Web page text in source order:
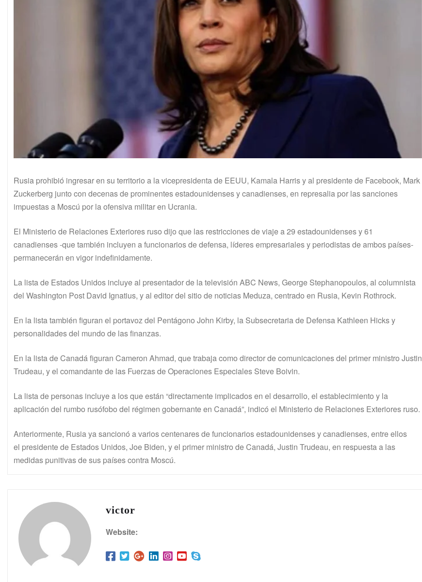
Rusia prohibió ingresar en su territorio a la vicepresidenta de EEUU, Kamala Harris y al presidente de Facebook, Mark
Zuckerberg junto con decenas de prominentes estadounidenses y canadienses, en represalia por las sanciones
impuestas a Moscú por la ofensiva militar en Ucrania.
El Ministerio de Relaciones Exteriores ruso dijo que las restricciones de viaje a 29 estadounidenses y 61
canadienses -que también incluyen a funcionarios de defensa, líderes empresariales y periodistas de ambos países-
permanecerán en vigor indefinidamente.
La lista de Estados Unidos incluye al presentador de la televisión ABC News, George Stephanopoulos, al columnista
del Washington Post David Ignatius, y al editor del sitio de noticias Meduza, centrado en Rusia, Kevin Rothrock.
En la lista también figuran el portavoz del Pentágono John Kirby, la Subsecretaria de Defensa Kathleen Hicks y
personalidades del mundo de las finanzas.
En la lista de Canadá figuran Cameron Ahmad, que trabaja como director de comunicaciones del primer ministro Justin
Trudeau, y el comandante de las Fuerzas de Operaciones Especiales Steve Boivin.
La lista de personas incluye a los que están “directamente implicados en el desarrollo, el establecimiento y la
aplicación del rumbo rusófobo del régimen gobernante en Canadá”, indicó el Ministerio de Relaciones Exteriores ruso.
Anteriormente, Rusia ya sancionó a varios centenares de funcionarios estadounidenses y canadienses, entre ellos
el presidente de Estados Unidos, Joe Biden, y el primer ministro de Canadá, Justin Trudeau, en respuesta a las
medidas punitivas de sus países contra Moscú.
victor
Website: